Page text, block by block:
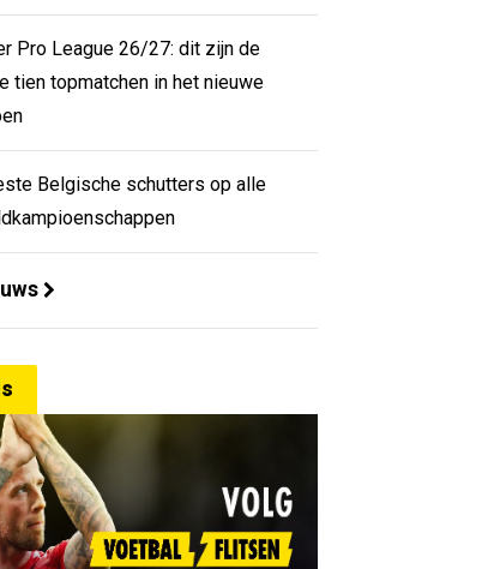
Pro League 26/27: dit zijn de
tien topmatchen in het nieuwe
Belgische schutters op alle